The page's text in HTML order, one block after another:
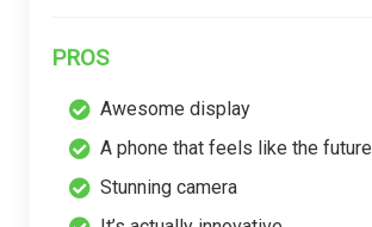
PROS
Awesome display
A phone that feels like the future
Stunning camera